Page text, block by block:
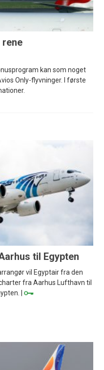
kan som noget
Only-flyvninger. I første
til Egypten
vil Egyptair fra den
fra Aarhus Lufthavn til
|